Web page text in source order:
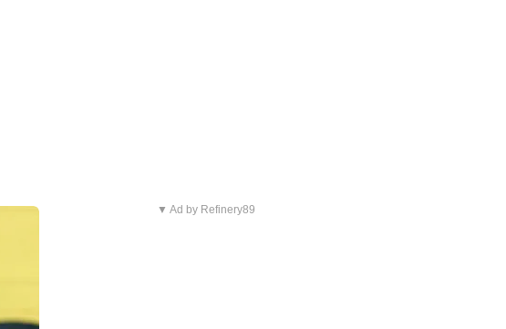
▼ Ad by Refinery89